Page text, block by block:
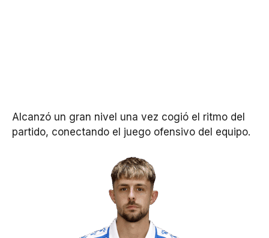
Alcanzó un gran nivel una vez cogió el ritmo del
partido, conectando el juego ofensivo del equipo.